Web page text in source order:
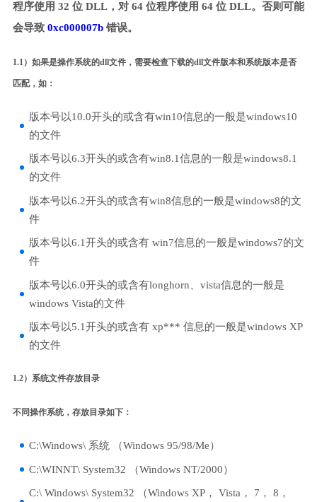
程序使用 32 位 DLL，对 64 位程序使用 64 位 DLL。否则可能
会导致 0xc000007b错误。
1.1）如果是操作系统的dll文件，需要检查下载的dll文件版本和系统版本是否
匹配，如：
版本号以10.0开头的或含有win10信息的一般是windows10
的文件
版本号以6.3开头的或含有win8.1信息的一般是windows8.1
的文件
版本号以6.2开头的或含有win8信息的一般是windows8的文
件
版本号以6.1开头的或含有 win7信息的一般是windows7的文
件
版本号以6.0开头的或含有longhorn、vista信息的一般是
windows Vista的文件
版本号以5.1开头的或含有 xp*** 信息的一般是windows XP
的文件
1.2）系统文件存放目录
不同操作系统，存放目录如下：
C:\Windows\ 系统 （Windows 95/98/Me）
C:\WINNT\ System32 （Windows NT/2000）
C:\ Windows\ System32 （Windows XP， Vista， 7， 8，